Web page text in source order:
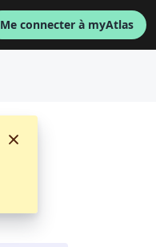
Me connecter à myAtlas